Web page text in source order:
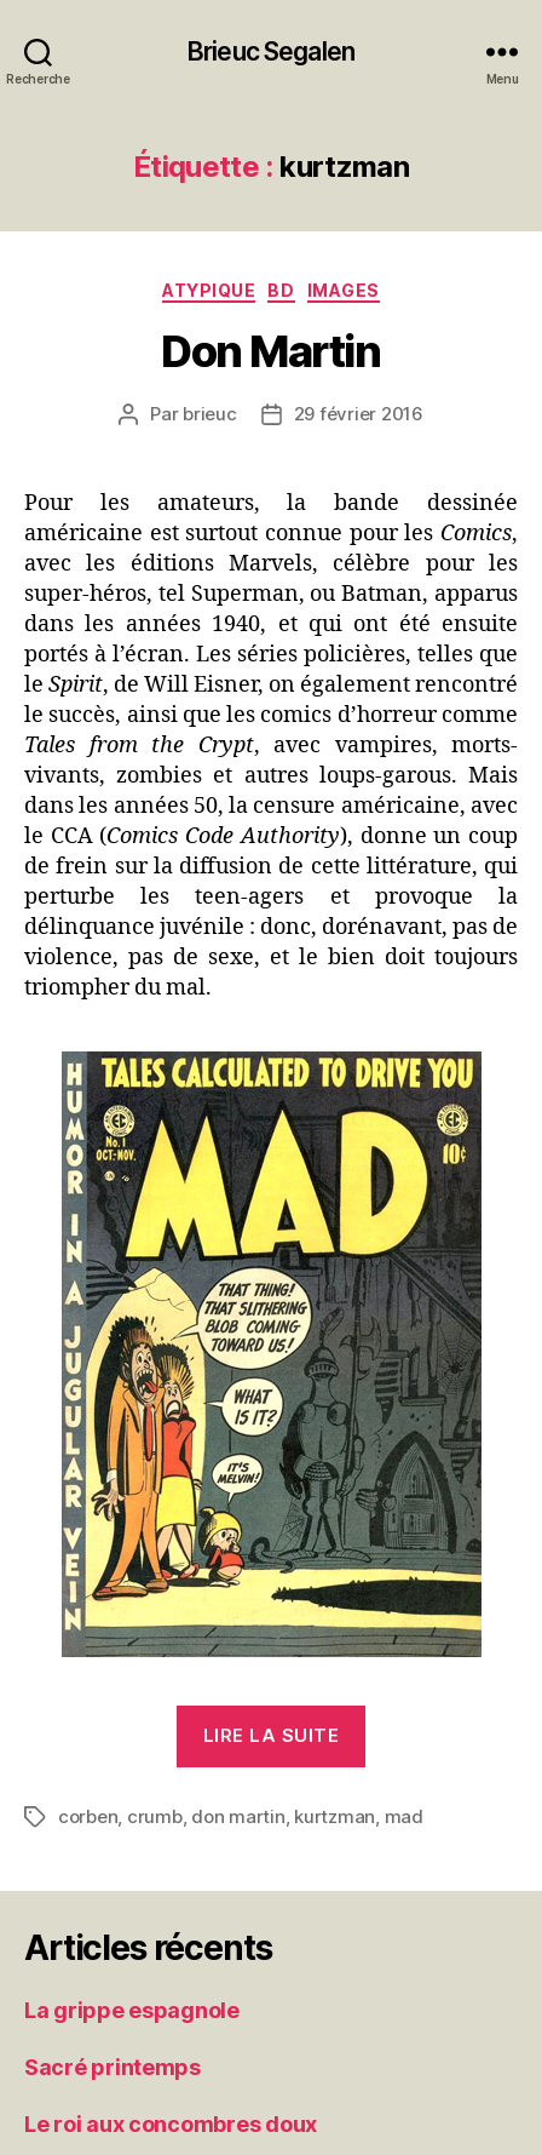
Recherche
Brieuc Segalen
Menu
Étiquette : kurtzman
Catégories
ATYPIQUE BD IMAGES
Don Martin
Auteur
Par brieuc
Date29 février 2016
Pour les amateurs, la bande dessinée
américaine est surtout connue pour les Comics,
avec les éditions Marvels, célèbre pour les
super-héros, tel Superman, ou Batman, apparus
dans les années 1940, et qui ont été ensuite
portés à l’écran. Les séries policières, telles que
le Spirit, de Will Eisner, on également rencontré
le succès, ainsi que les comics d’horreur comme
Tales from the Crypt, avec vampires, morts-
vivants, zombies et autres loups-garous. Mais
dans les années 50, la censure américaine, avec
le CCA (Comics Code Authority), donne un coup
de frein sur la diffusion de cette littérature, qui
perturbe les teen-agers et provoque la
délinquance juvénile : donc, dorénavant, pas de
violence, pas de sexe, et le bien doit toujours
triompher du mal.
LIRE LA SUITE
Étiquettes
corben crumb, don martin kurtzman mad
Articles récents
La grippe espagnole
Sacré printemps
Le roi aux concombres doux